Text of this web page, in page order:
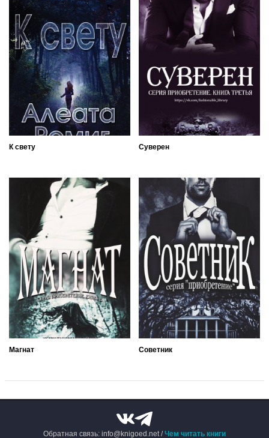
К свету Суверен
Магнат Советник
Обратная связь: info@knigoed.net /Чем читать книги